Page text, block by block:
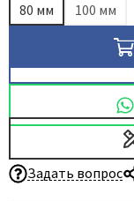
80 мм
100 мм
Задать вопрос